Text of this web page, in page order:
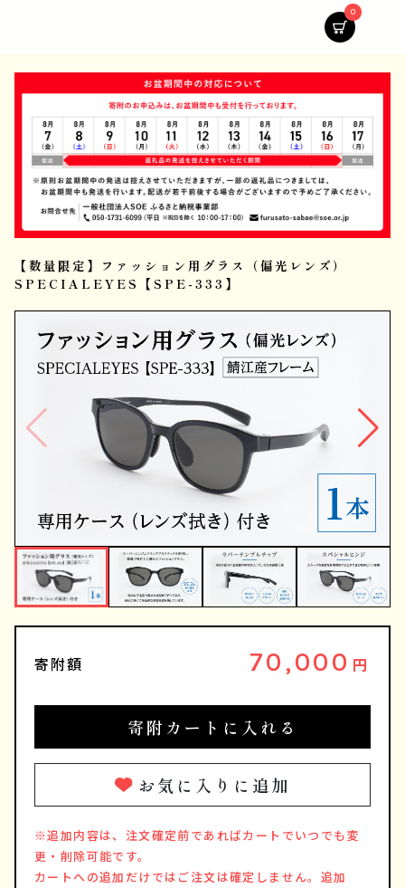
0
【数量限定】ファッション用グラス（偏光レンズ）
SPECIALEYES【SPE-333】
寄附額 70,000 円
寄附カートに入れる
お気に入りに追加
※追加内容は、注文確定前であればカートでいつでも変
更・削除可能です。
カートへの追加だけではご注文は確定しません。追加